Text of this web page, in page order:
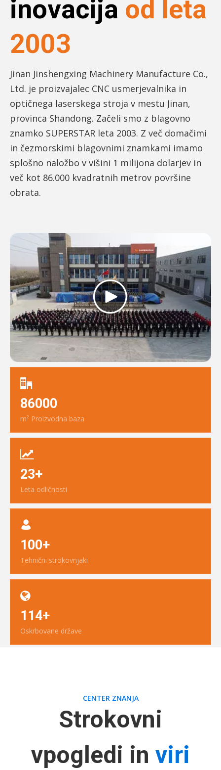
inovacija od leta
2003
Jinan Jinshengxing Machinery Manufacture Co.,
Ltd. je proizvajalec CNC usmerjevalnika in
optičnega laserskega stroja v mestu Jinan,
provinca Shandong. Začeli smo z blagovno
znamko SUPERSTAR leta 2003. Z več domačimi
in čezmorskimi blagovnimi znamkami imamo
splošno naložbo v višini 1 milijona dolarjev in
več kot 86.000 kvadratnih metrov površine
obrata.
86000
m² Proizvodna baza
23+
Leta odličnosti
100+
Tehnični strokovnjaki
114+
Oskrbovane države
CENTER ZNANJA
Strokovni
vpogledi in viri